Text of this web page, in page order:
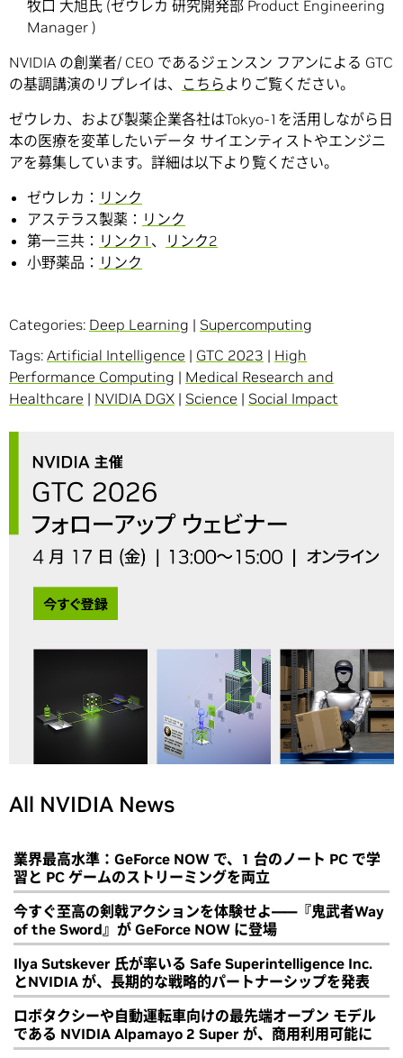
牧口 大旭氏 (ゼウレカ 研究開発部 Product Engineering
Manager )
NVIDIA の創業者/ CEO であるジェンスン フアンによる GTC
の基調講演のリプレイは、 こちら よりご覧ください。
ゼウレカ、および製薬企業各社はTokyo-1を活用しながら日
本の医療を変革したいデータ サイエンティストやエンジニ
アを募集しています。詳細は以下より覧ください。
ゼウレカ： リンク
アステラス製薬： リンク
第一三共： リンク1 、
リンク2
小野薬品： リンク
Categories: Deep Learning | Supercomputing
Tags: Artificial Intelligence | GTC 2023 | High
Performance Computing | Medical Research and
Healthcare | NVIDIA DGX | Science | Social Impact
All NVIDIA News
業界最高水準：GeForce NOW で、1 台のノート PC で学
習と PC ゲームのストリーミングを両立
今すぐ至高の剣戟アクションを体験せよ――『鬼武者Way
of the Sword』が GeForce NOW に登場
Ilya Sutskever 氏が率いる Safe Superintelligence Inc.
とNVIDIA が、長期的な戦略的パートナーシップを発表
ロボタクシーや自動運転車向けの最先端オープン モデル
である NVIDIA Alpamayo 2 Super が、商用利用可能に